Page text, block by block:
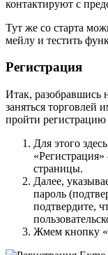
контактируют с
Тут же со старта
мейлу и тестить
Регистрация
Итак, разобравшись
заняться торговлей
пройти регистрацию
Для этого
страницы.
Далее,
пароль
подтвердите,
Жмем кнопку